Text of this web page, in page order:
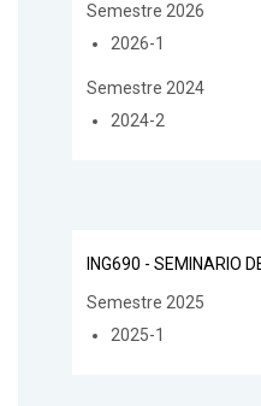
Semestre 2026
2026-1
Semestre 2024
2024-2
ING690 - SEMINARIO
Semestre 2025
2025-1